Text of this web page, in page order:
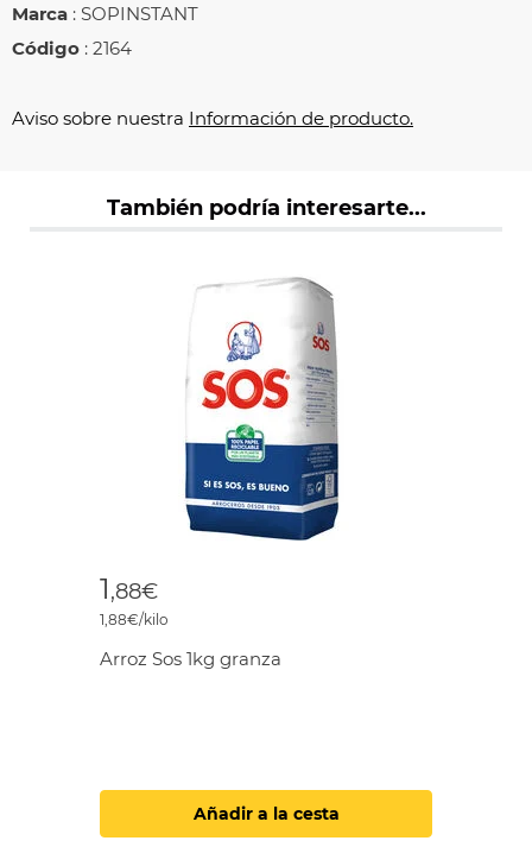
Marca : SOPINSTANT
Código : 2164
Aviso sobre nuestra Información de producto.
También podría interesarte...
1,88€
1,88€/kilo
Arroz Sos 1kg granza
Añadir a la cesta